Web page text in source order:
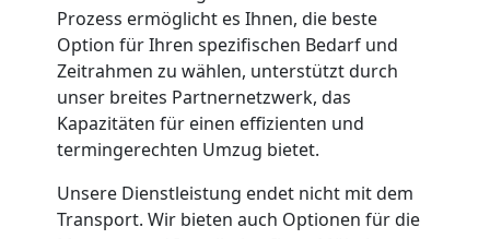
Prozess ermöglicht es Ihnen, die beste
Option für Ihren spezifischen Bedarf und
Zeitrahmen zu wählen, unterstützt durch
unser breites Partnernetzwerk, das
Kapazitäten für einen effizienten und
termingerechten Umzug bietet.
Unsere Dienstleistung endet nicht mit dem
Transport. Wir bieten auch Optionen für die
Privatumzug
Feldkirch
Tresortransport